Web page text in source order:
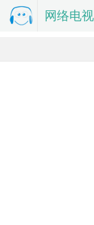
电
网络电视